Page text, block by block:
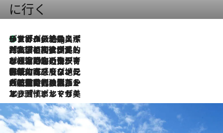
に行く
11 Hours Ago
リスボンの絶品スイーツ「パステル・デ・ナタ」とは？ポルトガル伝統の奥深い世界へ
2026.7.27
「私の祖国はポルトガル語です」国民的詩人フェルナンド・ペソアと、彼が愛した文学の街を歩く
2026.7.26
ポルトガル近海が育む極上の海の幸。キリリと冷えた白ワインと愉しむ、シーフード専門店の贅沢
2026.7.22
伝統の味をモダンに昇華。高感度な地元客が集う、リスボンの最旬ガストロノミー
2026.7.21
大航海時代の栄華から、震災、独裁、そして革命へ。ポルトガル・首都リスボンの石畳に刻まれた「歴史の光と影」
2026.7.13
エッセイ・ヤマザキマリ「慎ましくも美しき国 ポルトガル」